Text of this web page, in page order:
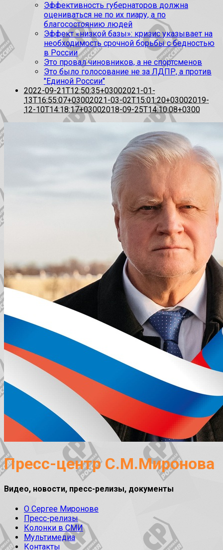
Эффективность губернаторов должна
оцениваться не по их пиару, а по
благосостоянию людей
Эффект «низкой базы»: кризис указывает на
необходимость срочной борьбы с бедностью
в России
Это провал чиновников, а не спортсменов
Это было голосование не за ЛДПР, а против
"Единой России"
2022-09-21T12:50:35+03002021-01-
13T16:55:07+03002021-03-02T15:01:20+03002019-
12-10T14:18:17+03002018-09-25T14:10:08+0300
Пресс-центр С.М.Миронова
Видео, новости, пресс-релизы, документы
О Сергее Миронове
Пресс-релизы
Колонки в СМИ
Мультимедиа
Контакты